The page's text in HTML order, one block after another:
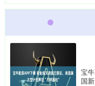
宝
国